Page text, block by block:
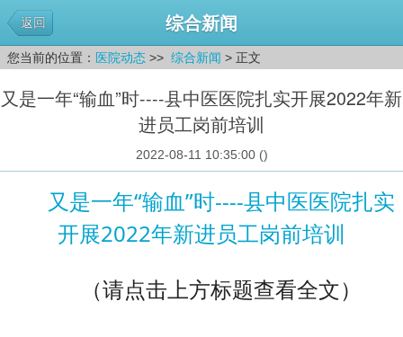
返回 综合新闻
您当前的位置： 医院动态 >> 综合新闻 > 正文
又是一年“输血”时----县中医医院扎实开展2022年新
进员工岗前培训
2022-08-11 10:35:00 ()
又是一年“输血”时----县中医医院扎实
开展2022年新进员工岗前培训
（请点击上方标题查看全文）